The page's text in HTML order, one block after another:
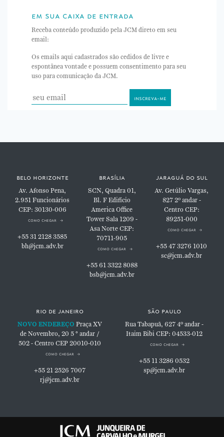
em sua caixa de entrada
Receba conteúdo produzido pela JCM direto em seu
email:
Os emails aqui cadastrados são cedidos de livre e
espontânea vontade e possuem consentimento para seu
uso para comunicação da JCM.
belo horizonte
Av. Afonso Pena,
2.951Funcionários
CEP: 30130-006
como chegar
+55 31 2128 3585
bh@jcm.adv.br
brasília
SCN, Quadra 01,
Bl. FEdifício
America Office
TowerSala 1209 -
Asa NorteCEP:
70711-905
como chegar
+55 61 3322 8088
bsb@jcm.adv.br
jaraguá do sul
Av. Getúlio Vargas,
8272º andar -
Centro CEP:
89251-000
como chegar
+55 47 3276 1010
sc@jcm.adv.br
rio de janeiro
NOVO ENDEREÇO Praça XV
de Novembro, 20 5 ° andar /
502 - Centro CEP 20010-010
como chegar
+55 21 2526 7007
rj@jcm.adv.br
são paulo
Rua Tabapuã, 6274º andar -
Itaim BibiCEP: 04533-012
como chegar
+55 11 3286 0532
sp@jcm.adv.br